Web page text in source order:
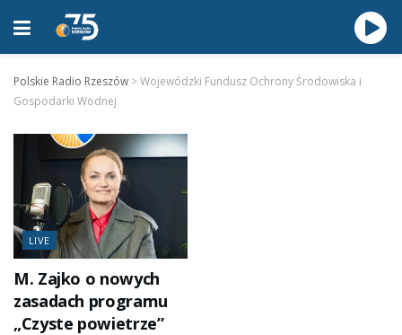
Polskie Radio Rzeszów >Wojewódzki Fundusz Ochrony Środowiska i
Gospodarki Wodnej
LIVE
M. Zajko o nowych
zasadach programu
„Czyste powietrze”